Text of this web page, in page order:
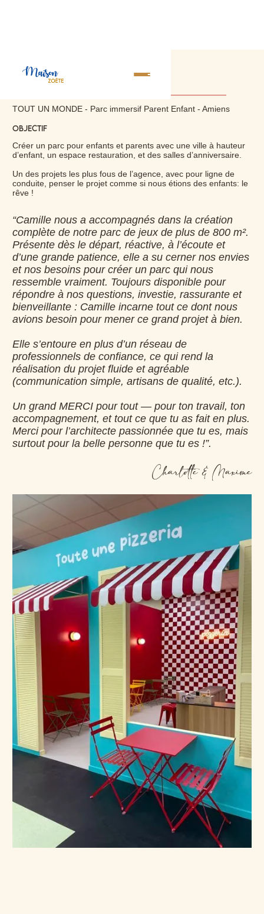
Tout un monde
TOUT UN MONDE - Parc immersif Parent Enfant - Amiens
Objectif
Créer un parc pour enfants et parents avec une ville à hauteur
d’enfant, un espace restauration, et des salles d’anniversaire.
Un des projets les plus fous de l’agence, avec pour ligne de
conduite, penser le projet comme si nous étions des enfants: le
rêve !
“Camille nous a accompagnés dans la création
complète de notre parc de jeux de plus de 800 m².
Présente dès le départ, réactive, à l’écoute et
d’une grande patience, elle a su cerner nos envies
et nos besoins pour créer un parc qui nous
ressemble vraiment. Toujours disponible pour
répondre à nos questions, investie, rassurante et
bienveillante : Camille incarne tout ce dont nous
avions besoin pour mener ce grand projet à bien.
Elle s’entoure en plus d’un réseau de
professionnels de confiance, ce qui rend la
réalisation du projet fluide et agréable
(communication simple, artisans de qualité, etc.).
Un grand MERCI pour tout — pour ton travail, ton
accompagnement, et tout ce que tu as fait en plus.
Merci pour l’architecte passionnée que tu es, mais
surtout pour la belle personne que tu es !”.
Charlotte & Maxime